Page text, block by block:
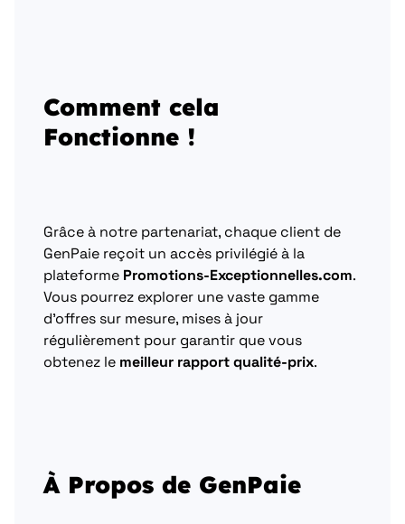
Comment cela
Fonctionne !
Grâce à notre partenariat, chaque client de
GenPaie reçoit un accès privilégié à la
plateforme Promotions-Exceptionnelles.com.
Vous pourrez explorer une vaste gamme
d’offres sur mesure, mises à jour
régulièrement pour garantir que vous
obtenez le meilleur rapport qualité-prix.
À Propos de GenPaie